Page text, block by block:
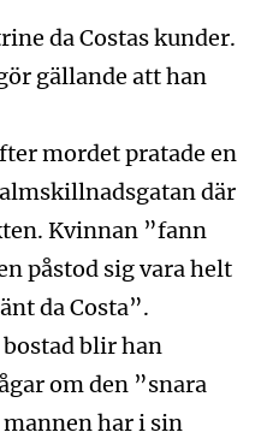
da Costas kunder.
gällande att han
mordet pratade en
där
Kvinnan ”fann
påstod sig vara helt
da Costa”.
blir han
om den ”snara
har i sin